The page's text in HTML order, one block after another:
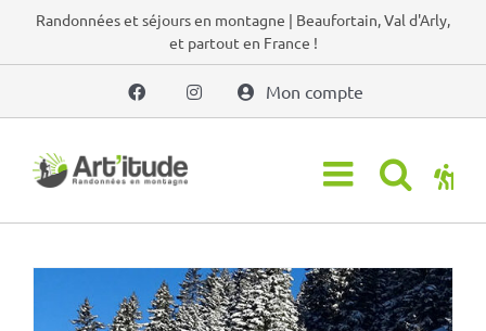
PasserRandonnées et séjours en montagne | Beaufortain, Val d'Arly,
et partout en France !
Mon compte